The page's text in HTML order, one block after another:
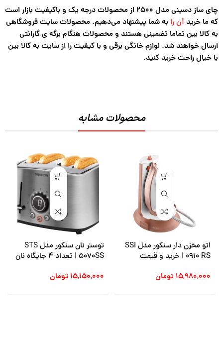
چای ساز دسینی مدل ۲۵۰۰ از محصولات درجه یک و باکیفیت بازار است
که ما خریدآن را به شما پیشنهاد می‌دهیم. محصولات سایت فروشگاهی
به کالا بین تماما تضمینی هستند و محصولات هنگام برگه ی گارانتی
ارسال خواهند شد. لوازم خانگی برقی و با کیفیت را از سایت به کالا بین
با خیال راحت خرید کنید.
محصولات مشابه
اتو مخزن دار سنکور مدل SSI
0910 RS | خرید و قیمت
۱۵,۹۸۰,۰۰۰ تومان
توستر نان سنکور مدل STS
5070SS | تعداد 4 جایگاه نان
۱۵,۱۵۰,۰۰۰ تومان